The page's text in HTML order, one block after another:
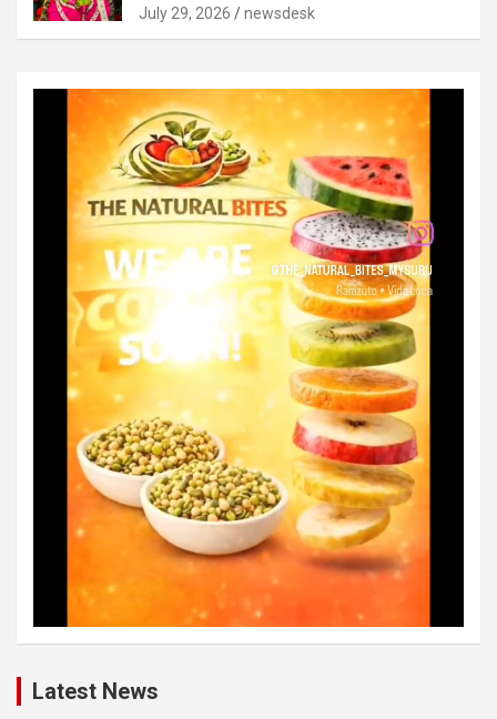
July 29, 2026 newsdesk
Latest News